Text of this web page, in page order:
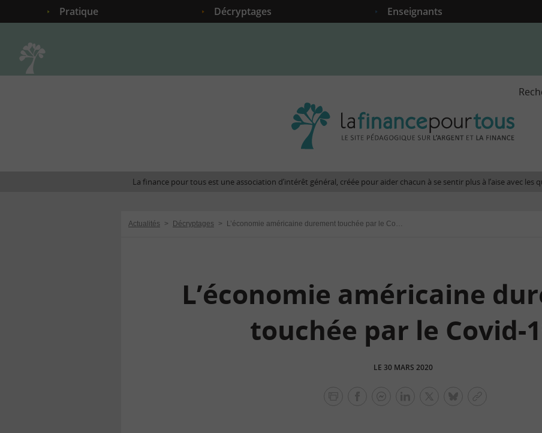
Pratique Décryptages Enseignants
finance
site
La finance pour tous est une association d’intérêt général, créée pour aider chacun à se sentir plus à l’aise avec
Actualités > Décryptages > L’économie américaine durement touchée par le Covid-19
L’économie américaine
touchée par le Covid-
LE 30 MARS 2020